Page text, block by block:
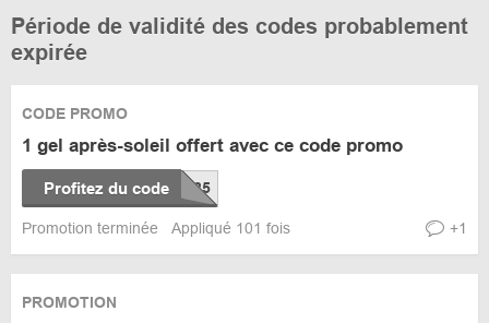
Période de validité des codes probablement
expirée
CODE PROMO
1 gel après-soleil offert avec ce code promo
Profitez du code
Promotion terminée Appliqué 101 fois +1
PROMOTION